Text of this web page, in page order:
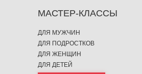
МАСТЕР-КЛАССЫ
ДЛЯ МУЖЧИН
ДЛЯ ПОДРОСТКОВ
ДЛЯ ЖЕНЩИН
ДЛЯ ДЕТЕЙ